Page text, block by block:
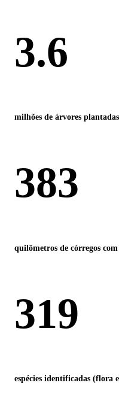
3.6
milhões de árvores plantadas
383
quilômetros de córregos
319
espécies identificadas (flora